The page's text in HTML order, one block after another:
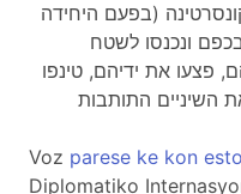
(בפעם היחידה
בכפם ונכנסו לשטח
פצעו את ידיהם, טינפו
Voz parese ke kon esto
Diplomatiko